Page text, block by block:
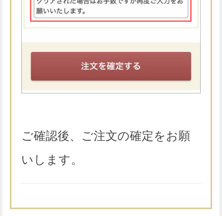
ご確認後、ご注文の確定をお願
いします。